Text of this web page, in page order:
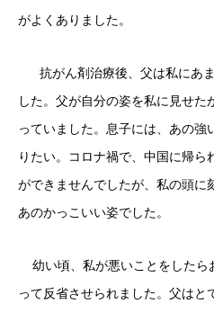
がよくありました。
抗がん剤治療後、父は私にあま
した。父が自分の姿を私に見せ
っていました。息子には、あの強
りたい。コロナ禍で、中国に帰ら
ができませんでしたが、私の頭に
あのかっこいい姿でした。
幼い頃、私が悪いことをしたら
って反省させられました。父はと